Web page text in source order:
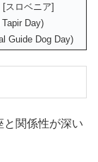
[スロベニア]
Tapir Day)
Guide Dog Day)
関係性が深い